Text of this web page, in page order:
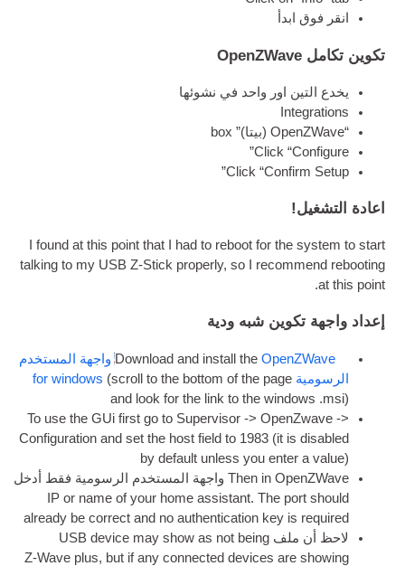
انقر فوق ابدأ
تكوين تكامل OpenZWave
يخدع التين اور واحد في نشوئها
Integ­ra­tions
“Open­ZWave
(بيتا)” box
Click “Con­fig­ure”
Click “Con­firm Setup”
اعادة التشغيل!
I found at this point that I had to reboot for the sys­tem to start
talk­ing to my USB Z‑Stick prop­erly, so I recom­mend reboot­ing
at this point
.
إعداد واجهة تكوين شبه ودية
Down­load and install the Open­ZWave
واجهة المستخدم
الرسومية
for win­dows (scroll to the bot­tom of the page
and look for the link to the win­dows .msi)
To use the GUi first go to Super­visor -> Open­Zwave ->
Con­fig­ur­a­tion and set the host field to1983 (it is dis­abled
by default unless you enter a value)
Then in Open­ZWave واجهة المستخدم الرسومية فقط أدخل
IP or name of your home assist­ant. The port should
already be cor­rect and no authen­tic­a­tion key is required
لاحظ أن ملف
USB device may show as not being
Z‑Wave plus, but if any con­nec­ted devices are show­ing